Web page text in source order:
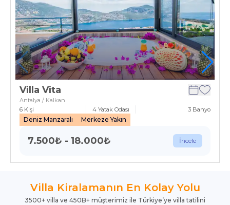
Villa Vita
Antalya / Kalkan
6 Kişi 4 Yatak Odası 3 Banyo
Deniz Manzaralı Merkeze Yakın
7.500₺ - 18.000₺ İncele
Villa Kiralamanın En Kolay Yolu
3500+ villa ve 450B+ müşterimiz ile Türkiye’ye villa tatilini